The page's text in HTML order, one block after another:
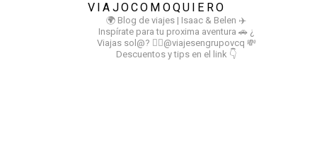
VIAJOCOMOQUIERO
🌍 Blog de viajes | Isaac & Belen ✈️
Inspírate para tu proxima aventura 🚗 ¿
Viajas sol@? 👉🏻@viajesengrupovcq 💸
Descuentos y tips en el link 👇